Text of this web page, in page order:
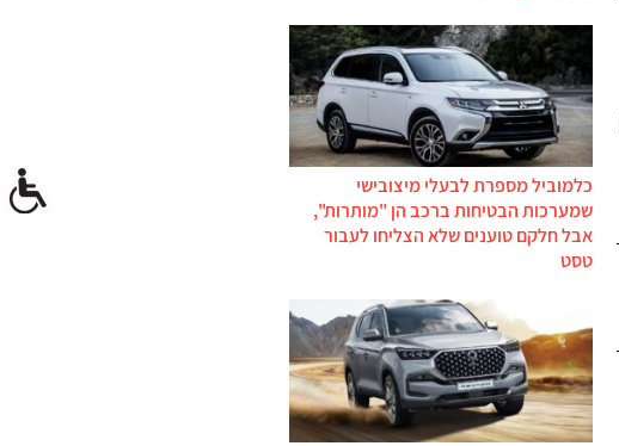
כלמוביל מספרת לבעלי מיצובישי
שמערכות הבטיחות ברכב הן "מותרות",
אבל חלקם טוענים שלא הצליחו לעבור
טסט